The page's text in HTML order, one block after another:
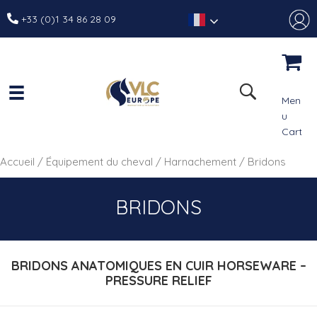
+33 (0)1 34 86 28 09
Men
u
Cart
Accueil / Équipement du cheval / Harnachement / Bridons
BRIDONS
BRIDONS ANATOMIQUES EN CUIR HORSEWARE –
PRESSURE RELIEF